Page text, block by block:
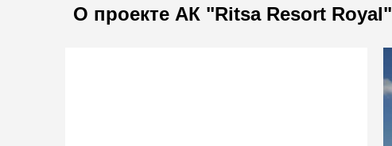
О проекте АК "Ritsa Resort Royal"